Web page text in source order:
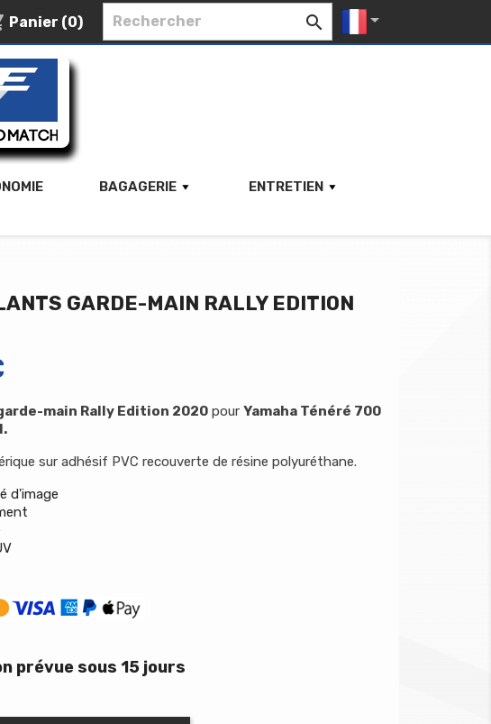
Panier (0)  
BAGAGERIE ENTRETIEN
GARDE-MAIN RALLY EDITION
main Rally Edition 2020 pour Yamaha Ténéré 700
sur adhésif PVC recouverte de résine polyuréthane.
d'image
prévue sous 15 jours